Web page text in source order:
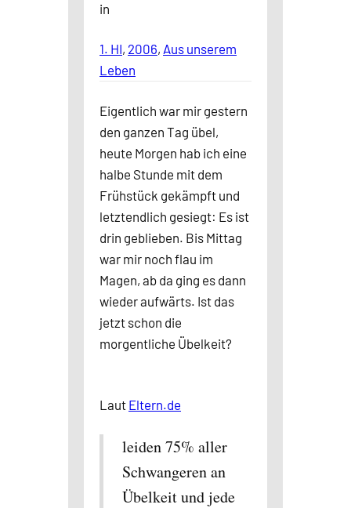
in
1. HI, 2006, Aus unserem
Leben
Eigentlich war mir gestern
den ganzen Tag übel,
heute Morgen hab ich eine
halbe Stunde mit dem
Frühstück gekämpft und
letztendlich gesiegt: Es ist
drin geblieben. Bis Mittag
war mir noch flau im
Magen, ab da ging es dann
wieder aufwärts. Ist das
jetzt schon die
morgentliche Übelkeit?
Laut Eltern.de
leiden 75% aller
Schwangeren an
Übelkeit und jede